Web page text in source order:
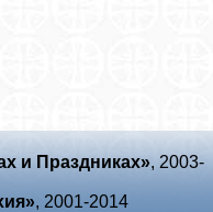
и Праздниках», 2003-
, 2001-2014